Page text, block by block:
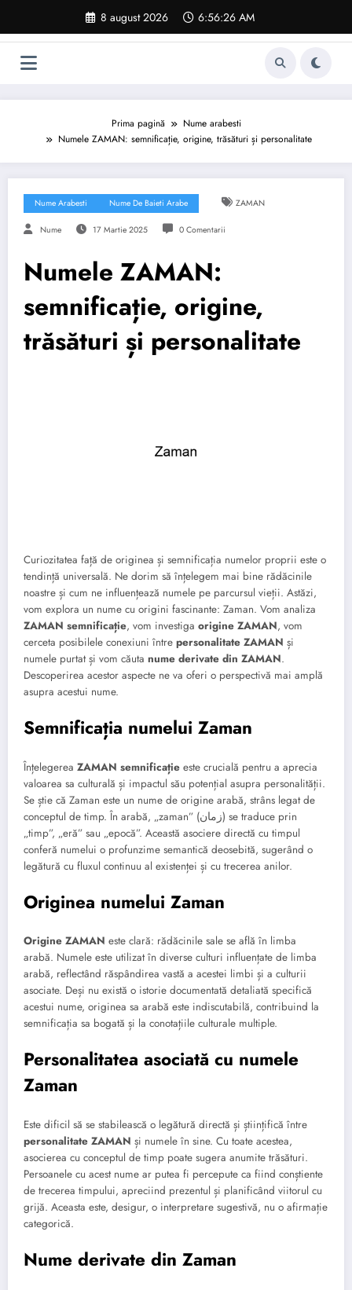
conținut
8 august 2026 6:56:27 AM
Prima pagină
Nume arabesti
Numele ZAMAN: semnificație, origine, trăsături și personalitate
Nume Arabesti Nume De Baieti Arabe ZAMAN
Nume 17 Martie 2025 0 Comentarii
Numele ZAMAN:
semnificație, origine,
trăsături și personalitate
Curiozitatea față de originea și semnificația numelor proprii este o
tendință universală. Ne dorim să înțelegem mai bine rădăcinile
noastre și cum ne influențează numele pe parcursul vieții. Astăzi,
vom explora un nume cu origini fascinante: Zaman. Vom analiza
ZAMAN semnificație, vom investiga origine ZAMAN, vom
cerceta posibilele conexiuni între personalitate ZAMAN și
numele purtat și vom căuta nume derivate din ZAMAN.
Descoperirea acestor aspecte ne va oferi o perspectivă mai amplă
asupra acestui nume.
Semnificația numelui Zaman
Înțelegerea ZAMAN semnificație este crucială pentru a aprecia
valoarea sa culturală și impactul său potențial asupra personalității.
Se știe că Zaman este un nume de origine arabă, strâns legat de
conceptul de timp. În arabă, „zaman” (زمان) se traduce prin
„timp”, „eră” sau „epocă”. Această asociere directă cu timpul
conferă numelui o profunzime semantică deosebită, sugerând o
legătură cu fluxul continuu al existenței și cu trecerea anilor.
Originea numelui Zaman
Origine ZAMAN este clară: rădăcinile sale se află în limba
arabă. Numele este utilizat în diverse culturi influențate de limba
arabă, reflectând răspândirea vastă a acestei limbi și a culturii
asociate. Deși nu există o istorie documentată detaliată specifică
acestui nume, originea sa arabă este indiscutabilă, contribuind la
semnificația sa bogată și la conotațiile culturale multiple.
Personalitatea asociată cu numele
Zaman
Este dificil să se stabilească o legătură directă și științifică între
personalitate ZAMAN și numele în sine. Cu toate acestea,
asocierea cu conceptul de timp poate sugera anumite trăsături.
Persoanele cu acest nume ar putea fi percepute ca fiind conștiente
de trecerea timpului, apreciind prezentul și planificând viitorul cu
grijă. Aceasta este, desigur, o interpretare sugestivă, nu o afirmație
categorică.
Nume derivate din Zaman